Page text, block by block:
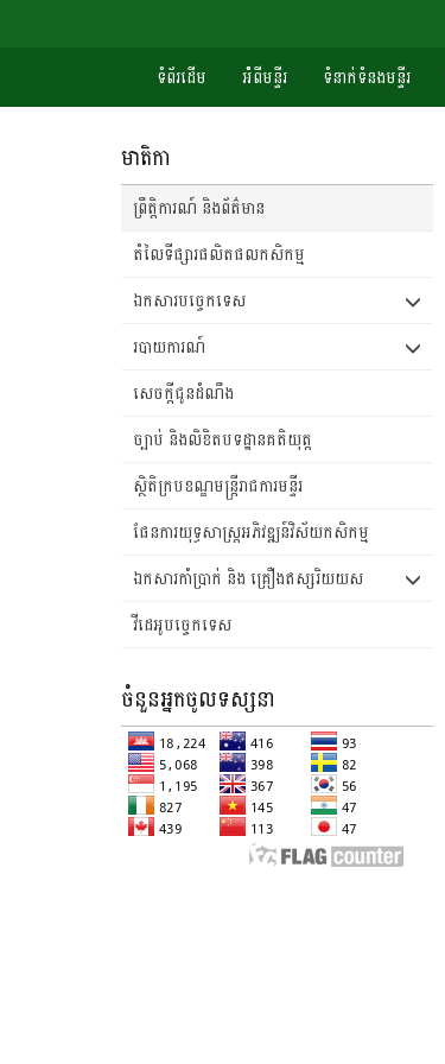
ទំព័រដើម អំំពីមន្ទីរ ទំនាក់ទំនងមន្ទីរ
មាតិកា
ព្រឹត្តិការណ៍ និងព័ត៌មាន
តំលៃទីផ្សារផលិតផលកសិកម្ម
ឯកសារបច្ចេកទេស
របាយការណ៍
សេចក្តីជូនដំណឹង
ច្បាប់ និងលិខិតបទដ្ឋានគតិយុត្ត
ស្ថិតិក្របខណ្ឌមន្រ្តីរាជការមន្ទីរ
ផែនការយុទ្ធសាស្រ្តអភិវឌ្ឍន៍វិស័យកសិកម្ម
ឯកសារកាំប្រាក់ និង គ្រឿងឥស្សរិយយស
វីដេអូបច្ចេកទេស
ចំនួនអ្នកចូលទស្សនា